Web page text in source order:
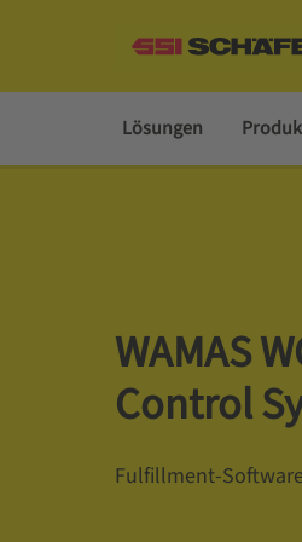
Lösungen
WAMAS
Control
Fulfillment-